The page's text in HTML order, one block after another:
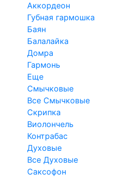
Аккордеон
Губная гармошка
Баян
Балалайка
Домра
Гармонь
Еще
Смычковые
Все Смычковые
Скрипка
Виолончель
Контрабас
Духовые
Все Духовые
Саксофон